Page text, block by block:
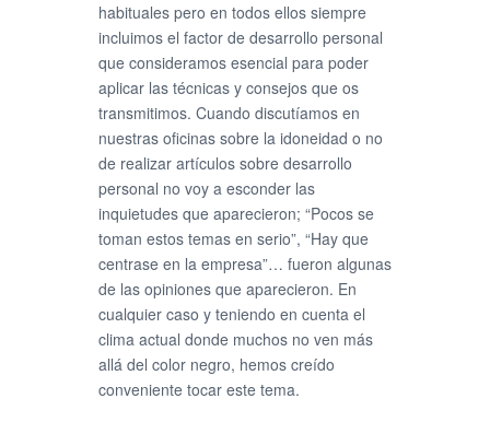
habituales pero en todos ellos siempre
incluimos el factor de desarrollo personal
que consideramos esencial para poder
aplicar las técnicas y consejos que os
transmitimos. Cuando discutíamos en
nuestras oficinas sobre la idoneidad o no
de realizar artículos sobre desarrollo
personal no voy a esconder las
inquietudes que aparecieron; “Pocos se
toman estos temas en serio”, “Hay que
centrase en la empresa”… fueron algunas
de las opiniones que aparecieron. En
cualquier caso y teniendo en cuenta el
clima actual donde muchos no ven más
allá del color negro, hemos creído
conveniente tocar este tema.